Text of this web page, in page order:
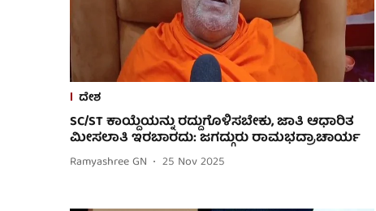
ದೇಶ
SC/ST ಕಾಯ್ದೆಯನ್ನು ರದ್ದುಗೊಳಿಸಬೇಕು, ಜಾತಿ ಆಧಾರಿತ
ಮೀಸಲಾತಿ ಇರಬಾರದು: ಜಗದ್ಗುರು ರಾಮಭದ್ರಾಚಾರ್ಯ
Ramyashree GN 25 Nov 2025